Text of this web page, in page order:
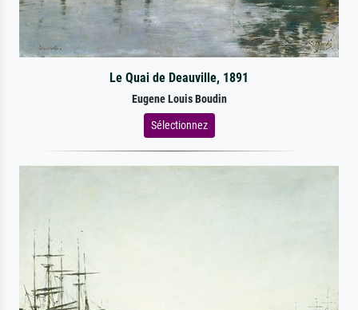
Le Quai de Deauville, 1891
Eugene Louis Boudin
Sélectionnez